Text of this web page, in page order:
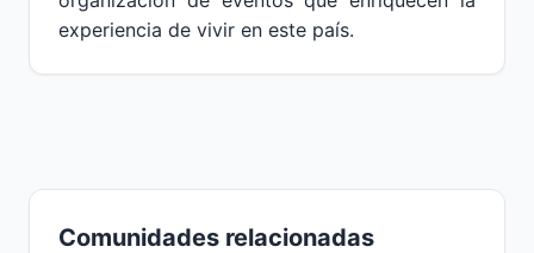
experiencia de vivir en este país.
Comunidades relacionadas